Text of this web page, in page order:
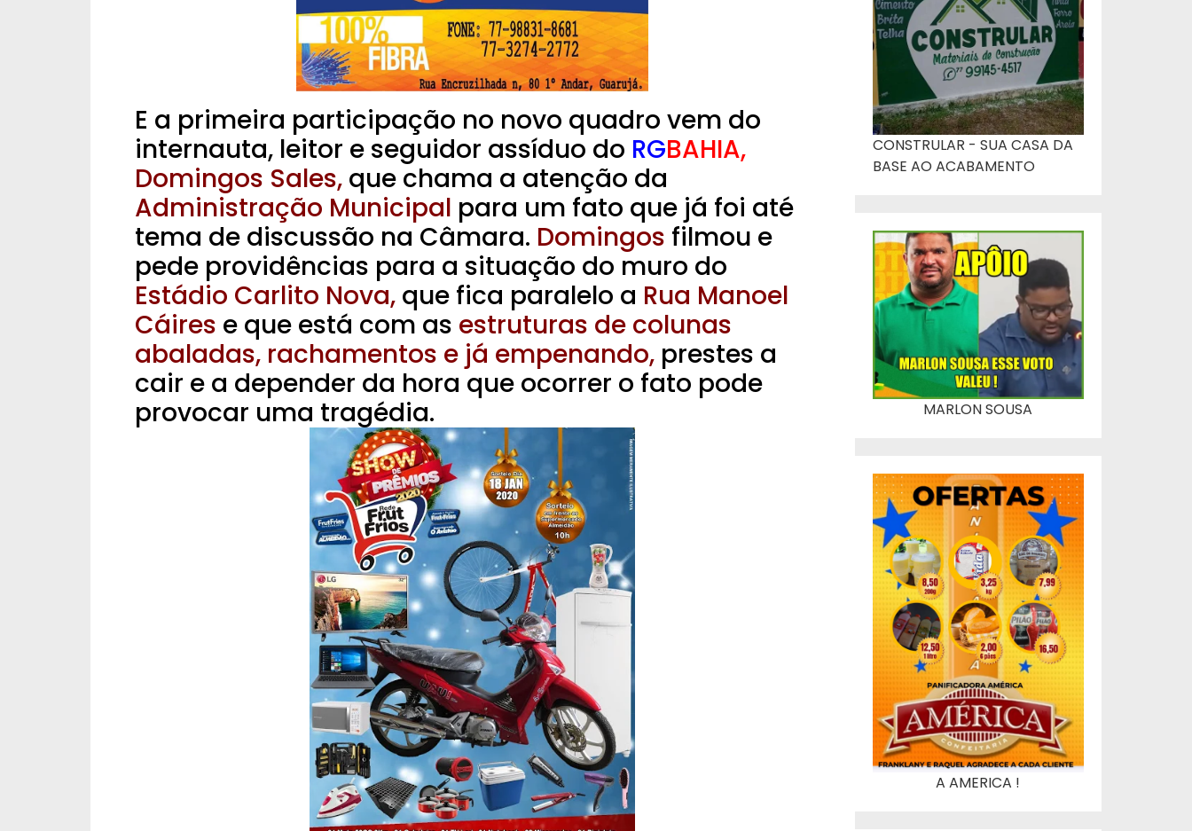
E a primeira participação no novo quadro vem do
internauta, leitor e seguidor assíduo do RGBAHIA,
Domingos Sales, que chama a atenção da
Administração Municipal para um fato que já foi até
tema de discussão na Câmara. Domingos filmou e
pede providências para a situação do muro do
Estádio Carlito Nova, que fica paralelo a Rua Manoel
Cáires e que está com as estruturas de colunas
abaladas, rachamentos e já empenando, prestes a
cair e a depender da hora que ocorrer o fato pode
provocar uma tragédia.
CONSTRULAR - SUA CASA DA
BASE AO ACABAMENTO
MARLON SOUSA
A AMERICA !